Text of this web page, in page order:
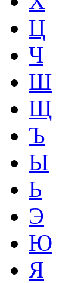
Ц
Ч
Ш
Щ
Ъ
Ы
Ь
Э
Ю
Я